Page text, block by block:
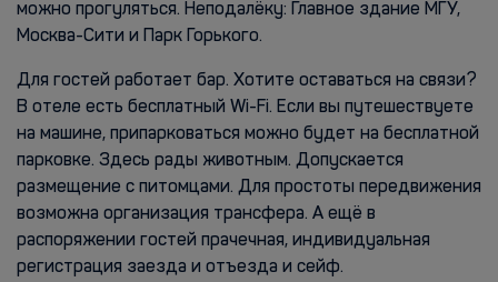
можно прогуляться. Неподалёку: Главное здание МГУ,
Москва-Сити и Парк Горького.
Для гостей работает бар. Хотите оставаться на связи?
В отеле есть бесплатный Wi-Fi. Если вы путешествуете
на машине, припарковаться можно будет на бесплатной
парковке. Здесь рады животным. Допускается
размещение с питомцами. Для простоты передвижения
возможна организация трансфера. А ещё в
распоряжении гостей прачечная, индивидуальная
регистрация заезда и отъезда и сейф.